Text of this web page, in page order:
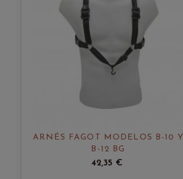
ARNÉS FAGOT MODELOS B-10 Y
B-12 BG
42,35 €